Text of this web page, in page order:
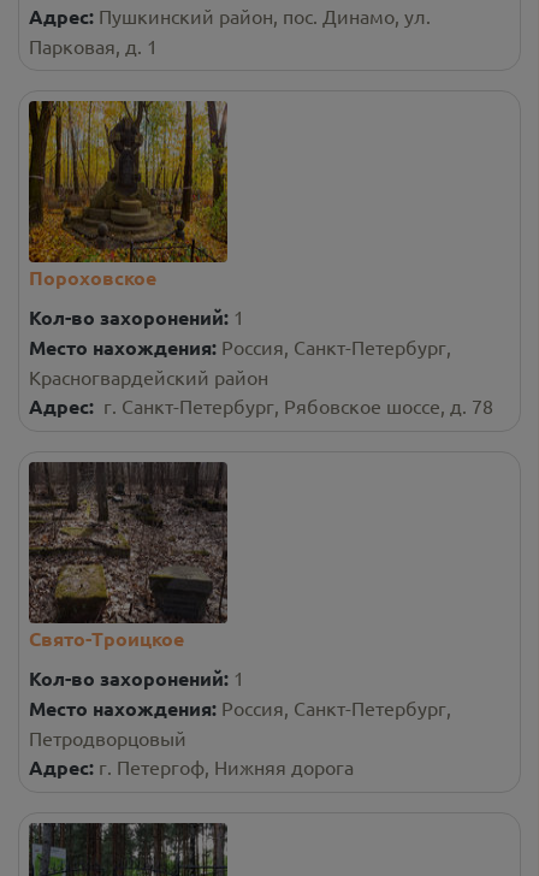
Адрес: Пушкинский район, пос. Динамо, ул.
Парковая, д. 1
Пороховское
Кол-во захоронений: 1
Место нахождения: Россия, Санкт-Петербург,
Красногвардейский район
Адрес: г. Санкт-Петербург, Рябовское шоссе, д. 78
Свято-Троицкое
Кол-во захоронений: 1
Место нахождения: Россия, Санкт-Петербург,
Петродворцовый
Адрес: г. Петергоф, Нижняя дорога